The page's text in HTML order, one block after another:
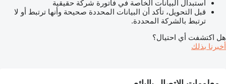
استبدال البيانات الخاصة في فاتورة شركة حقيقية
قبل التحويل، تأكد أن البيانات المحددة صحيحة وأنها ترتبط أو لا
ترتبط بالشركة المحددة.
هل اكتشفت أي احتيال؟
أخبرنا بذلك